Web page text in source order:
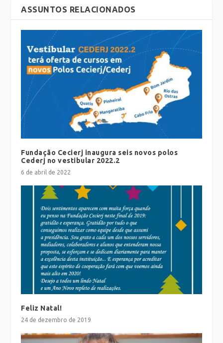
ASSUNTOS RELACIONADOS
Fundação Cecierj inaugura seis novos polos
Cederj no vestibular 2022.2
6 de abril de 2022
Feliz Natal!
24 de dezembro de 2019